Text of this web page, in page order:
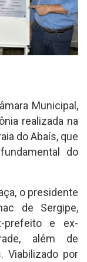
Municipal,
realizada na
do Abaís, que
do
o presidente
de Sergipe,
prefeito e ex-
além de
Viabilizado por